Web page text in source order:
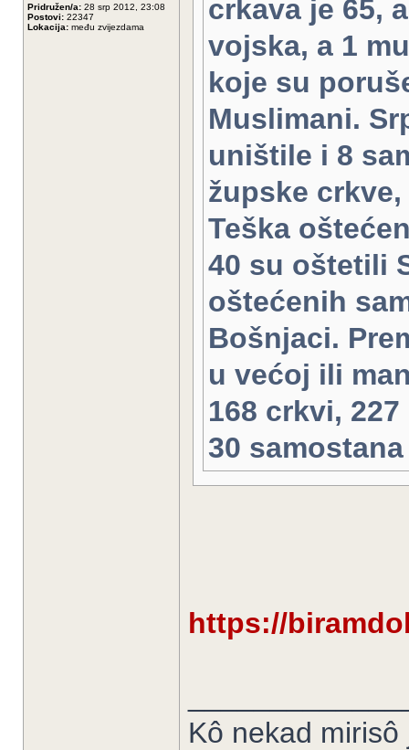
Pridružen/a: 28 srp 2012, 23:08
Postovi: 22347
Lokacija: među zvijezdama
crkava je 65,
vojska, a 1
koje su
Muslimani.
uništile i 8
župske
Teška
40 su oštetili
oštećenih
Bošnjaci.
u većoj ili
168 crkvi,
30
https://
Kô nekad mirisô